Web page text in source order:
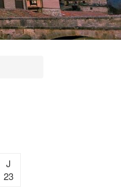
J
23